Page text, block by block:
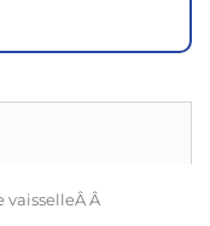
vaisselleÂ Â